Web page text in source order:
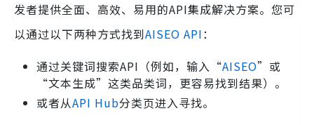
发者提供全面、高效、易用的API集成解决方案。您可
以通过以下两种方式找到AISEO API：
通过关键词搜索API（例如，输入“AISEO”或
“文本生成”这类品类词，更容易找到结果）。
或者从API Hub分类页进入寻找。